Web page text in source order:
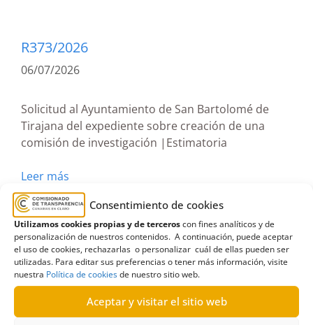
Consentimiento de cookies
Utilizamos cookies propias y de terceroscon fines analíticos y de
personalización de nuestros contenidos. A continuación, puede aceptar
el uso de cookies, rechazarlas o personalizar cuál de ellas pueden ser
utilizadas. Para editar sus preferencias o tener más información, visite
nuestra Política de cookiesde nuestro sitio web.
Aceptar y visitar el sitio web
R373/2026
06/07/2026
Solicitud al Ayuntamiento de San Bartolomé de
Tirajana del expediente sobre creación de una
comisión de investigación |Estimatoria
Leer más
Ayuntamiento de San Bartolomé de Tirajana
comisión,Estimatoria,expediente,Gran Canaria,
investigación